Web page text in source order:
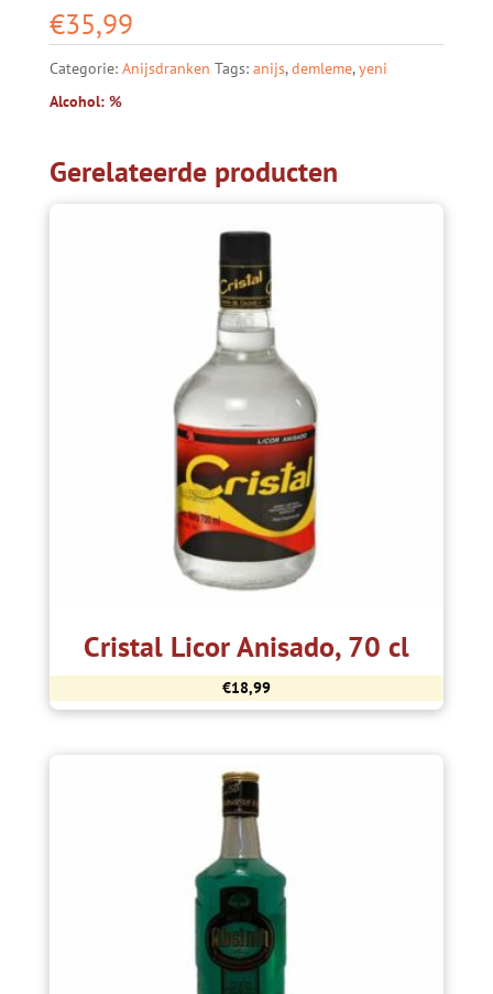
€35,99
Categorie: Anijsdranken Tags: anijs,demleme,yeni
Alcohol: %
Gerelateerde producten
Cristal Licor Anisado, 70 cl
€18,99